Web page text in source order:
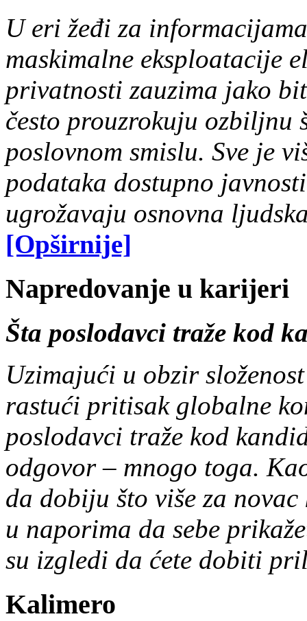
U eri žeđi za
maskimalne eksploatacije
privatnosti zauzima jako
često prouzrokuju ozbiljnu
poslovnom smislu. Sve je
podataka dostupno
ugrožavaju osnovna
[Opširnije]
Napredovanje u karijeri
Šta poslodavci traže kod
Uzimajući u obzir
rastući pritisak globalne
poslodavci traže kod
odgovor ‒ mnogo toga.
da dobiju što više za
u naporima da sebe
su izgledi da ćete dobiti
Kalimero